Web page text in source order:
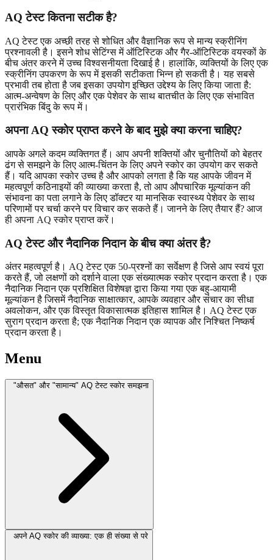
AQ टेस्ट कितना सटीक है?
AQ टेस्ट एक अच्छी तरह से शोधित और वैज्ञानिक रूप से मान्य स्क्रीनिंग
प्रश्नावली है। इसने शोध सेटिंग्स में ऑटिस्टिक और गैर-ऑटिस्टिक वयस्कों के
बीच अंतर करने में उच्च विश्वसनीयता दिखाई है। हालांकि, व्यक्तियों के लिए एक
स्क्रीनिंग उपकरण के रूप में इसकी सटीकता भिन्न हो सकती है। यह सबसे
प्रभावी तब होता है जब इसका उपयोग इच्छित उद्देश्य के लिए किया जाता है:
आत्म-अन्वेषण के लिए और एक पेशेवर के साथ बातचीत के लिए एक संभावित
प्रारंभिक बिंदु के रूप में।
अपना AQ स्कोर प्राप्त करने के बाद मुझे क्या करना चाहिए?
आपके अगले कदम व्यक्तिगत हैं। आप अपनी शक्तियों और चुनौतियों को बेहतर
ढंग से समझने के लिए आत्म-चिंतन के लिए अपने स्कोर का उपयोग कर सकते
हैं। यदि आपका स्कोर उच्च है और आपको लगता है कि यह आपके जीवन में
महत्वपूर्ण कठिनाइयों की व्याख्या करता है, तो आप औपचारिक मूल्यांकन की
संभावना का पता लगाने के लिए डॉक्टर या मानसिक स्वास्थ्य पेशेवर के साथ
परिणामों पर चर्चा करने पर विचार कर सकते हैं। जानने के लिए तैयार हैं? आज
ही अपना AQ स्कोरप्राप्त करें।
AQ टेस्ट और नैदानिक ​​निदान के बीच क्या अंतर है?
अंतर महत्वपूर्ण है। AQ टेस्ट एक 50-प्रश्नों का सर्वेक्षण है जिसे आप स्वयं पूरा
करते हैं, जो लक्षणों को दर्शाने वाला एक संख्यात्मक स्कोर प्रदान करता है। एक
नैदानिक ​​निदान एक प्रशिक्षित विशेषज्ञ द्वारा किया गया एक बहु-आयामी
मूल्यांकन है जिसमें नैदानिक ​​साक्षात्कार, आपके व्यवहार और संचार का सीधा
अवलोकन, और एक विस्तृत विकासात्मक इतिहास शामिल है। AQ टेस्ट एक
सुराग प्रदान करता है; एक नैदानिक ​​निदान एक व्यापक और निश्चित निष्कर्ष
प्रदान करता है।
Menu
"औसत" और "सामान्य" AQ टेस्ट स्कोर समझना
अपने AQ स्कोर की व्याख्या: एक ही संख्या से परे